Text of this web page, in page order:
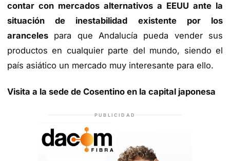
contar con mercados alternativos a EEUU ante la
situación de inestabilidad existente por los
aranceles para que Andalucía pueda vender sus
productos en cualquier parte del mundo, siendo el
país asiático un mercado muy interesante para ello.
Visita a la sede de Cosentino en la capital japonesa
PUBLICIDAD